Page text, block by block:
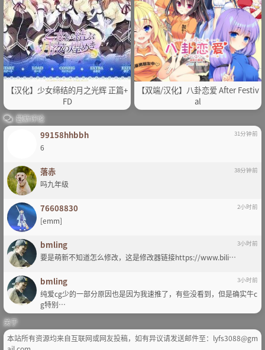
【汉化】少女缔结的月之光辉 正篇+
FD
【双端/汉化】八卦恋爱 After Festiv
al
最新评论
99158hhbbh 31分钟前
6
落赤 38分钟前
吗九年级
76608830 2小时前
[emm]
bmling 3小时前
要是萌新不知道怎么修改，这是修改器链接https://www.bili…
bmling 3小时前
纯爱cg少的一部分原因也是因为我速推了，有些没看到，但是确实牛c
g特别…
关于
本站所有资源均来自互联网或网友投稿，如有异议请发送邮件至：lyfs3088@gm